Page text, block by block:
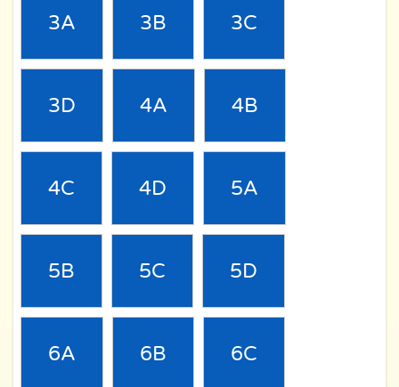
3A 3B 3C
3D 4A 4B
4C 4D 5A
5B 5C 5D
6A 6B 6C